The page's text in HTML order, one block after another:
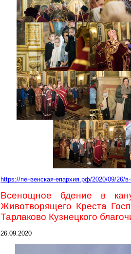
https://пензенская-епархия.рф/2020/09/26/
Всенощное бдение в
Животворящего Креста
Тарлаково Кузнецкого
26.09.2020